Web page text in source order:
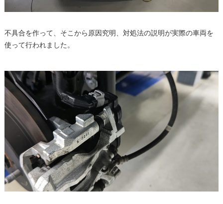
不具合を作って、そこから原因究明、対処法の説明が実際の車両を
使って行われました。